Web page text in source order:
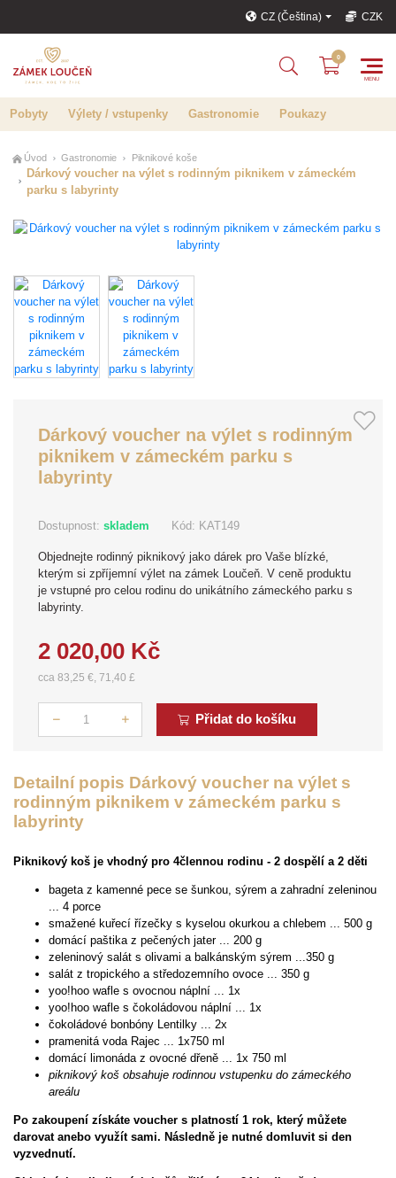
CZ (Čeština) CZK
Pobyty Výlety / vstupenky Gastronomie Poukazy
Úvod Gastronomie Piknikové koše
Dárkový voucher na výlet s rodinným piknikem v zámeckém
parku s labyrinty
Dárkový voucher na výlet s rodinným
piknikem v zámeckém parku s
labyrinty
Dostupnost:skladem Kód: KAT149
Objednejte rodinný piknikový jako dárek pro Vaše blízké,
kterým si zpříjemní výlet na zámek Loučeň. V ceně produktu
je vstupné pro celou rodinu do unikátního zámeckého parku s
labyrinty.
2 020,00 Kč
cca 83,25 €, 71,40 £
Počet Přidat do košíku
Detailní popis Dárkový voucher na výlet s
rodinným piknikem v zámeckém parku s
labyrinty
Piknikový koš je vhodný pro 4člennou rodinu - 2 dospělí a 2 děti
bageta z kamenné pece se šunkou, sýrem a zahradní zeleninou
... 4 porce
smažené kuřecí řízečky s kyselou okurkou a chlebem ... 500 g
domácí paštika z pečených jater ... 200 g
zeleninový salát s olivami a balkánským sýrem ...350 g
salát z tropického a středozemního ovoce ... 350 g
yoo!hoo wafle s ovocnou náplní ... 1x
yoo!hoo wafle s čokoládovou náplní ... 1x
čokoládové bonbóny Lentilky ... 2x
pramenitá voda Rajec ... 1x750 ml
domácí limonáda z ovocné dřeně ... 1x 750 ml
piknikový koš obsahuje rodinnou vstupenku do zámeckého
areálu
Po zakoupení získáte voucher s platností 1 rok, který můžete
darovat anebo využít sami. Následně je nutné domluvit si den
vyzvednutí.